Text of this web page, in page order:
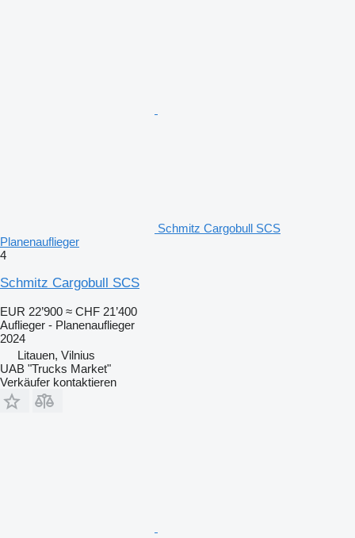
Schmitz Cargobull SCS
Planenauflieger
4
Schmitz Cargobull SCS
EUR 22’900 ≈ CHF 21’400
Auflieger - Planenauflieger
2024
Litauen, Vilnius
UAB "Trucks Market"
Verkäufer kontaktieren